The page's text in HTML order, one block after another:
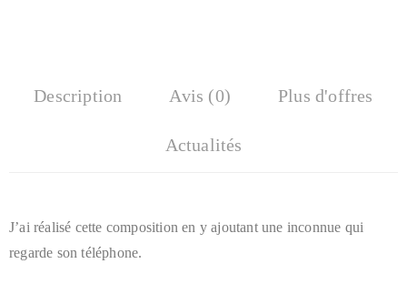
Description Avis (0) Plus d'offres
Actualités
J’ai réalisé cette composition en y ajoutant une inconnue qui
regarde son téléphone.